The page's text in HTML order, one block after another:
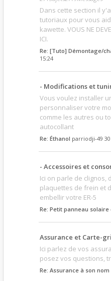
Dans cette section il
tutoriaux pour vous
kawette. VOUS NE
ICI.
Re: [Tuto] Démontage/
15:24
- Modifications et
Vous voulez installer
personnaliser votre
comme les autres ou
autocollant
Re: Éthanol parriodji-49
- Accessoires et
Ici on parle de clignos,
plaquettes de frein et
embellir votre ER-5
Re: Petit panneau solaire
Assurance et Carte-
Ici parlez de vos
posez vos questions,
Re: Assurance à son nom